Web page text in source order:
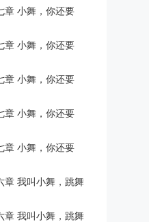
章 小舞，你还要
章 小舞，你还要
章 小舞，你还要
章 小舞，你还要
章 小舞，你还要
章 我叫小舞，跳舞
章 我叫小舞，跳舞